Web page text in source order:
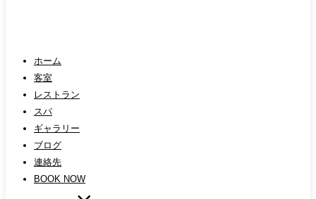
ホーム
客室
レストラン
スパ
ギャラリー
ブログ
連絡先
BOOK NOW